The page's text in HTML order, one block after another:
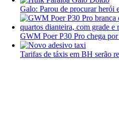
Galo: Parou de procurar herói
GWM Poer P30 Pro chega
Tarifas de táxis em BH serão